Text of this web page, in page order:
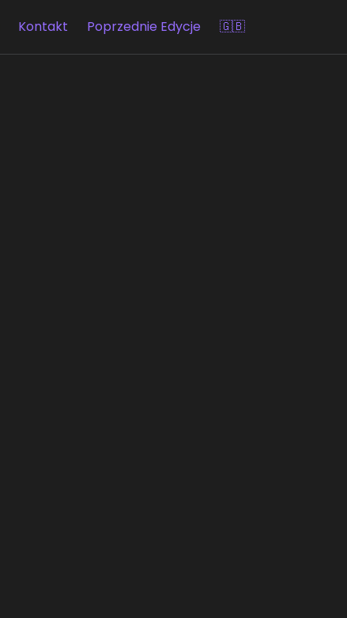
Kontakt Poprzednie Edycje 🇬🇧